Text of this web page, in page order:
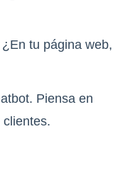
tu página web,
Piensa en